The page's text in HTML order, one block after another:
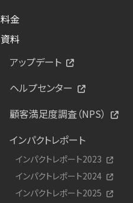
料金
資料
アップデート
ヘルプセンター
顧客満足度調査（NPS）
インパクトレポート
インパクトレポート2023
インパクトレポート2024
インパクトレポート2025